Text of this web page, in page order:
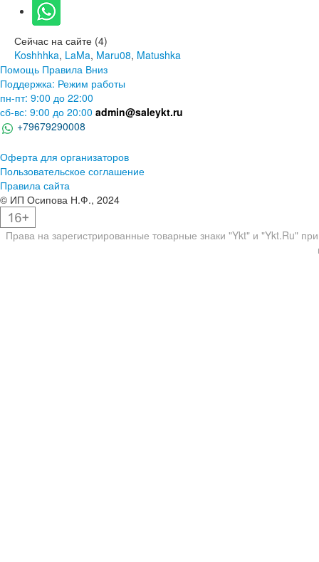
Сейчас на сайте (4)
Koshhhka, LaMa, Maru08, Matushka
Помощь Правила Вниз
Поддержка: Режим работы
пн-пт: 9:00 до 22:00
сб-вс: 9:00 до 20:00 admin@saleykt.ru
+79679290008
Оферта для организаторов
Пользовательское соглашение
Правила сайта
© ИП Осипова Н.Ф., 2024
Права на зарегистрированные товарные знаки "Ykt" и "Ykt.Ru"